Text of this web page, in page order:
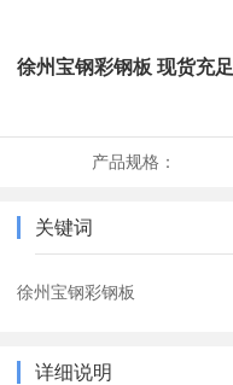
徐州宝钢彩钢板 现货充足
产品规格：
关键词
徐州宝钢彩钢板
详细说明